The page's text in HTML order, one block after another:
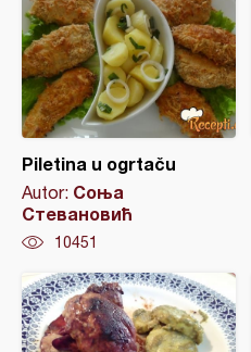
Piletina u ogrtaču
Autor: Соња
Стевановић
10451